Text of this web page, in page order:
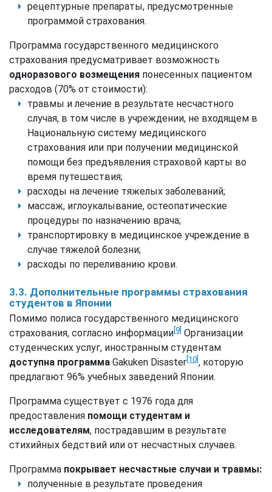
рецептурные препараты, предусмотренные
программой страхования.
Программа государственного медицинского
страхования предусматривает возможность
одноразового возмещения понесенных пациентом
расходов (70% от стоимости):
травмы и лечение в результате несчастного
случая, в том числе в учреждении, не входящем в
Национальную систему медицинского
страхования или при получении медицинской
помощи без предъявления страховой карты во
время путешествия;
расходы на лечение тяжелых заболеваний;
массаж, иглоукалывание, остеопатические
процедуры по назначению врача;
транспортировку в медицинское учреждение в
случае тяжелой болезни;
расходы по переливанию крови.
3.3. Дополнительные программы страхования
студентов в Японии
Помимо полиса государственного медицинского
страхования, согласно информации[9] Организации
студенческих услуг, иностранным студентам
доступна программа Gakuken Disaster[10], которую
предлагают 96% учебных заведений Японии.
Программа существует с 1976 года для
предоставления помощи студентам и
исследователям, пострадавшим в результате
стихийных бедствий или от несчастных случаев.
Программа покрывает несчастные случаи и травмы:
полученные в результате проведения